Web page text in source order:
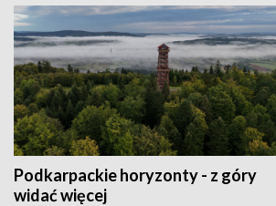
Podkarpackie horyzonty - z góry
widać więcej